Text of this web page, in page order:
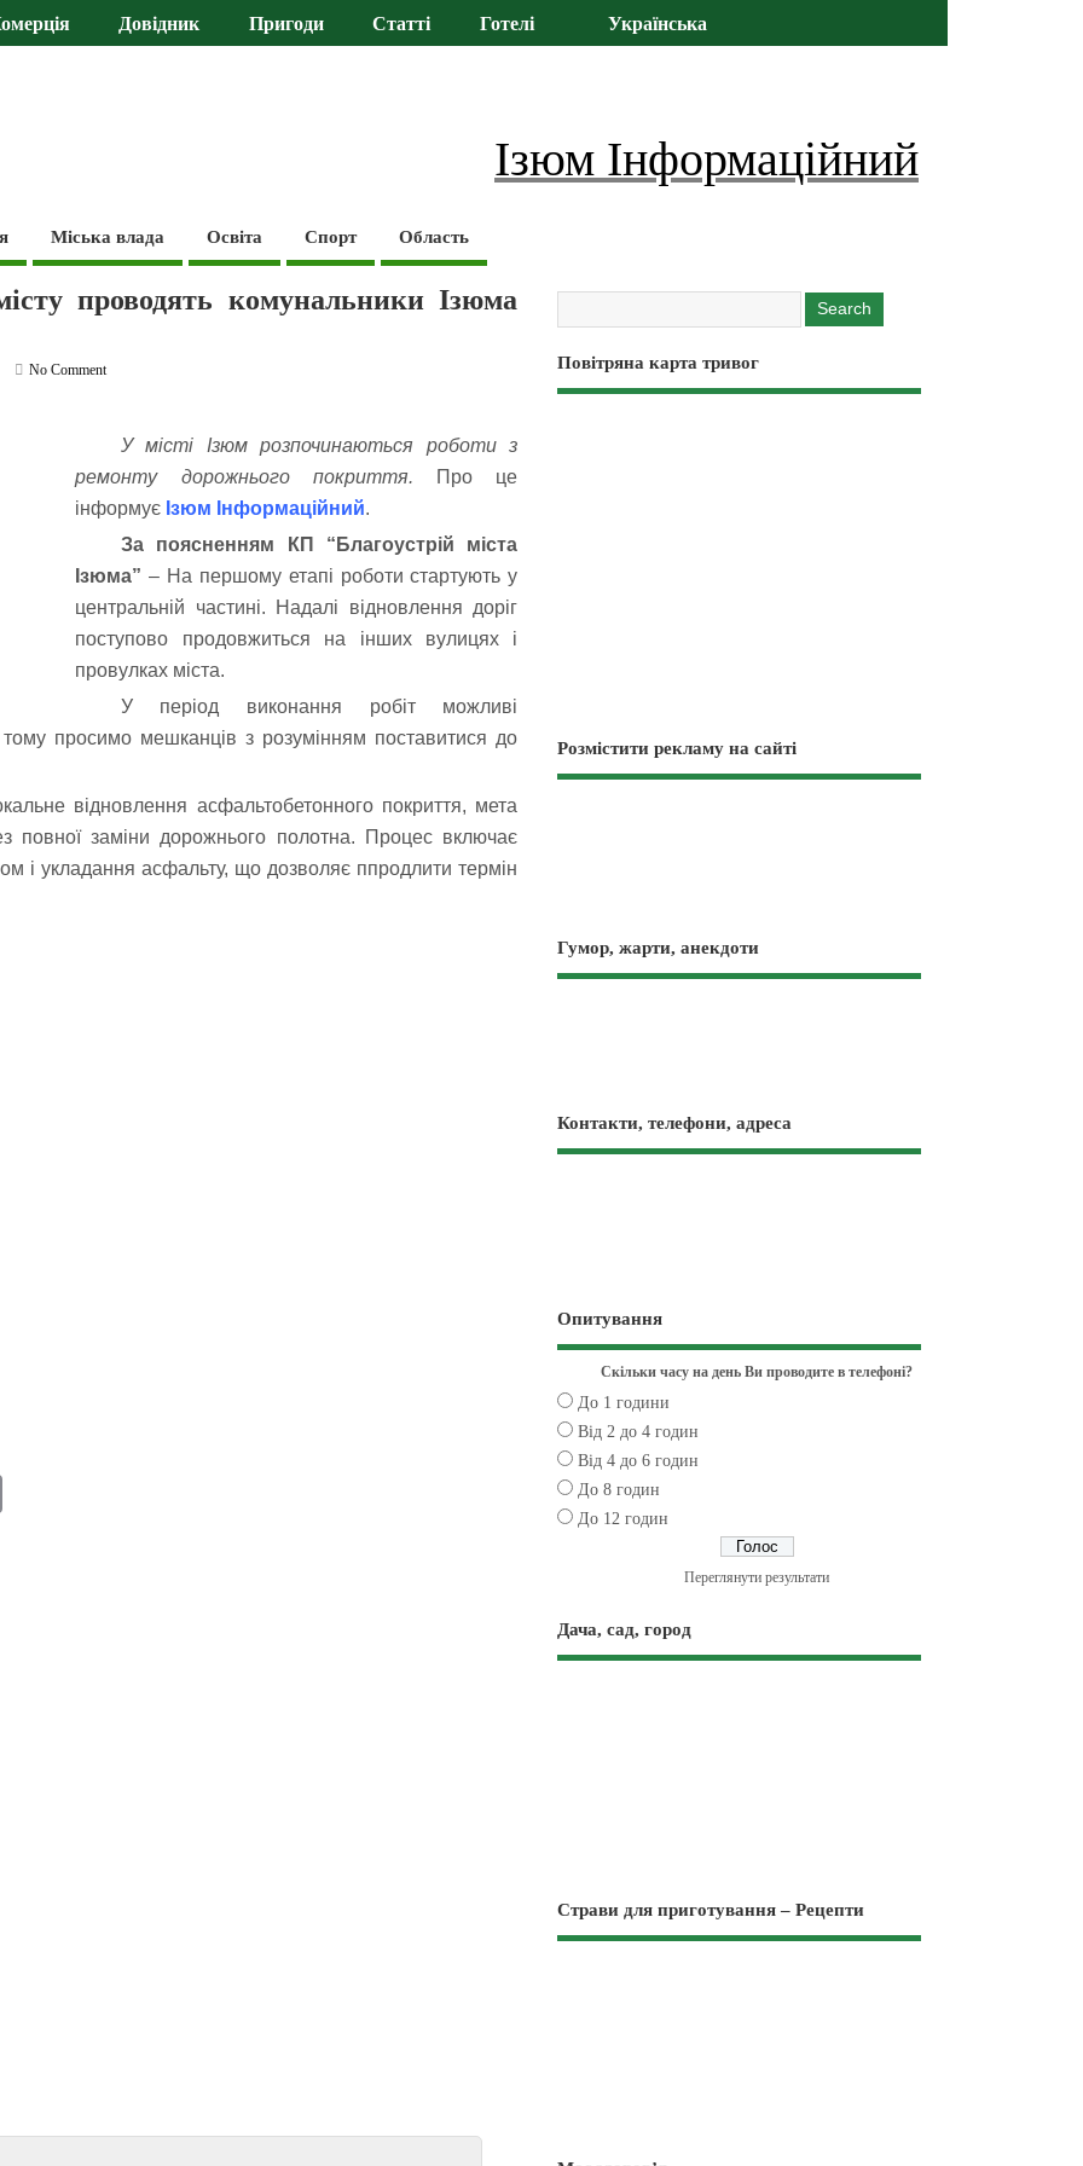
Довідник Пригоди Статті Готелі Українська
Ізюм Інформаційний
Міська влада Освіта Спорт Область
проводять комунальники Ізюма
No Comment
У місті Ізюм розпочинаються роботи з
ремонту дорожнього покриття. Про це
інформує Ізюм Інформаційний.
За поясненням КП “Благоустрій міста
Ізюма” – На першому етапі роботи стартують у
центральній частині. Надалі відновлення доріг
поступово продовжиться на інших вулицях і
провулках міста.
У період виконання робіт можливі
тому просимо мешканців з розумінням поставитися до
відновлення асфальтобетонного покриття, мета
повної заміни дорожнього полотна. Процес включає
і укладання асфальту, що дозволяє ппродлити термін
Повітряна карта тривог
Розмістити рекламу на сайті
Гумор, жарти, анекдоти
Контакти, телефони, адреса
Опитування
Скільки часу на день Ви проводите в телефоні?
До 1 години
Від 2 до 4 годин
Від 4 до 6 годин
До 8 годин
До 12 годин
Переглянути результати
Дача, сад, город
Страви для приготування – Рецепти